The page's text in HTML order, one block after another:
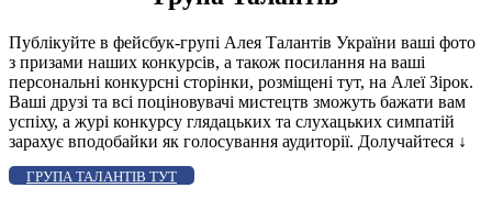
Публікуйте в фейсбук-групі Алея Талантів України ваші фото
з призами наших конкурсів, а також посилання на ваші
персональні конкурсні сторінки, розміщені тут, на Алеї Зірок.
Ваші друзі та всі поціновувачі мистецтв зможуть бажати вам
успіху, а журі конкурсу глядацьких та слухацьких симпатій
зарахує вподобайки як голосування аудиторії. Долучайтеся ↓
ГРУПА ТАЛАНТІВ ТУТ